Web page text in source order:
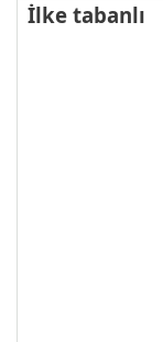
İlke tabanlı